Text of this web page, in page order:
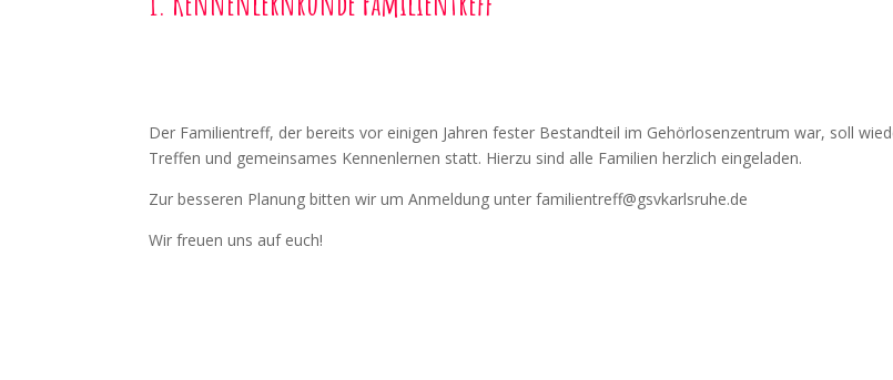
Der Familientreff, der bereits vor einigen Jahren fester Bestandteil im Gehörlosenzentrum war, soll
Treffen und gemeinsames Kennenlernen statt. Hierzu sind alle Familien herzlich eingeladen.
Zur besseren Planung bitten wir um Anmeldung unter familientreff@gsvkarlsruhe.de
Wir freuen uns auf euch!